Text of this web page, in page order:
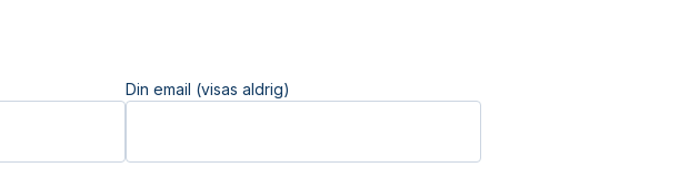
Din email (visas aldrig)